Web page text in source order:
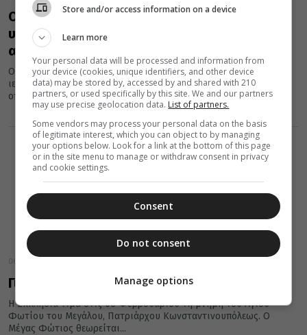
Ο Iσαπόστολος Άγιος Μέγας Φώτιος
υπέρμαχος των γραμμάτων. Διέσωσε την
αρχαία γραμματεία
Ο Μέγας Φώτιος μελέτησε σε βάθος και ακολούθησε πιστά την
ιεραποστολική δραστηριότητα του ιερού Χρυσοστόμου, στην
οποία αναφέρεται πολλές...
06 Φεβρουαρίου 2022
Γιατί ο Άγιος Φώτιος ονομάστηκε και Μέγας
Η Εκκλησία τιμά στις 06 Φεβρουαρίου τη μνήμη του Αγίου
Φωτίου του Μεγάλου, Πατριάρχου Κωνσταντινουπόλεως. Ο
Μέγας Φώτιος θεωρείται...
Store and/or access information on a device
Learn more
Your personal data will be processed and information from
your device (cookies, unique identifiers, and other device
data) may be stored by, accessed by and shared with 210
partners, or used specifically by this site. We and our partners
may use precise geolocation data. List of partners.
Some vendors may process your personal data on the basis
of legitimate interest, which you can object to by managing
your options below. Look for a link at the bottom of this page
or in the site menu to manage or withdraw consent in privacy
and cookie settings.
Consent
Do not consent
Manage options